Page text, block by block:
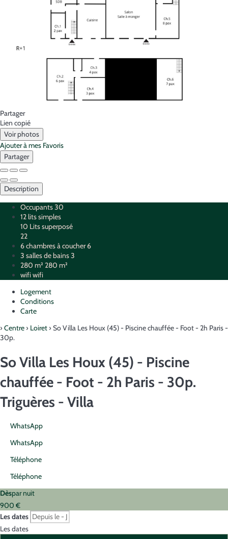
Partager
Lien copié
Voir photos
Ajouter à mes Favoris
Partager
Description
Occupants30
12 lits simples
10 Lits superposé
22
6 chambres à coucher 6
3 salles de bains3
280 m² 280 m²
wifiwifi
Logement
Conditions
Carte
› Centre › Loiret › So Villa Les Houx (45) - Piscine chauffée - Foot - 2h Paris -
30p.
So Villa Les Houx (45) - Piscine
chauffée - Foot - 2h Paris - 30p.
Triguères - Villa
WhatsApp
WhatsApp
Téléphone
Téléphone
Dèspar nuit
900 €
Les dates
Les dates